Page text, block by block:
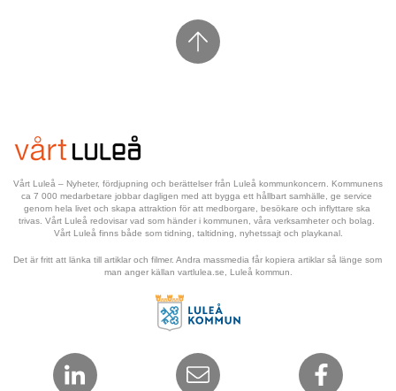
Vårt Luleå – Nyheter, fördjupning och berättelser från Luleå kommunkoncern. Kommunens
ca 7 000 medarbetare jobbar dagligen med att bygga ett hållbart samhälle, ge service
genom hela livet och skapa attraktion för att medborgare, besökare och inflyttare ska
trivas. Vårt Luleå redovisar vad som händer i kommunen, våra verksamheter och bolag.
Vårt Luleå finns både som tidning, taltidning, nyhetssajt och playkanal.
Det är fritt att länka till artiklar och filmer. Andra massmedia får kopiera artiklar så länge som
man anger källan vartlulea.se, Luleå kommun.